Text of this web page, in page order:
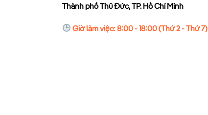
Thành phố Thủ Đức, TP. Hồ Chí Minh
Giờ làm việc: 8:00 - 18:00 (Thứ 2 - Thứ 7)